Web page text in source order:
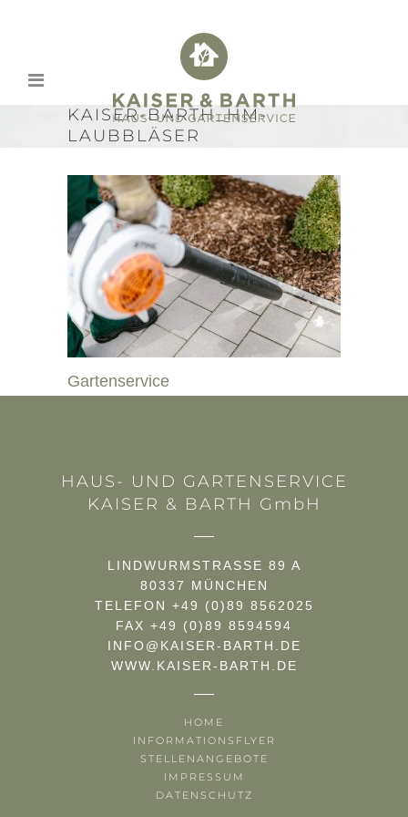
KAISER-BARTH_HM-
LAUBBLÄSER
Gartenservice
HAUS- UND GARTENSERVICE
KAISER & BARTH GmbH
LINDWURMSTRASSE 89 A
80337 MÜNCHEN
TELEFON +49 (0)89 8562025
FAX +49 (0)89 8594594
INFO@KAISER-BARTH.DE
WWW.KAISER-BARTH.DE
HOME
INFORMATIONSFLYER
STELLENANGEBOTE
IMPRESSUM
DATENSCHUTZ